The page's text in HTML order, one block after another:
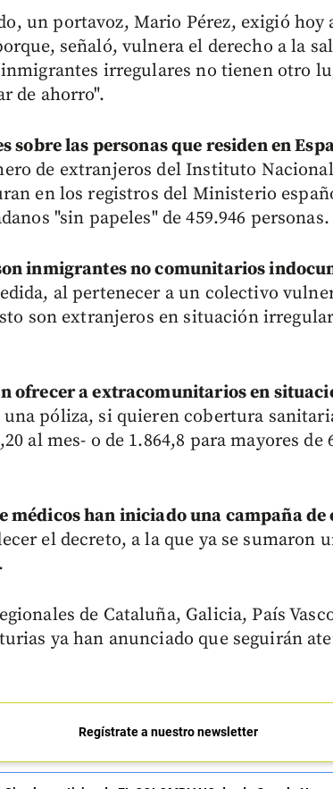
un portavoz, Mario Pérez, exigió hoy
señaló, vulnera el derecho a la
irregulares no tienen otro
de ahorro".
sobre las personas que residen en
de extranjeros del Instituto
en los registros del Ministerio
"sin papeles" de 459.946 personas.
inmigrantes no comunitarios
al pertenecer a un colectivo
son extranjeros en situación
ofrecer a extracomunitarios en
una póliza, si quieren cobertura
al mes- o de 1.864,8 para mayores de
médicos han iniciado una campaña de
el decreto, a la que ya se sumaron
de Cataluña, Galicia, País
ya han anunciado que seguirán
Regístrate a nuestro newsletter